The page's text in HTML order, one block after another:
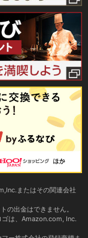
またはその関連会社
の出金はできません。
は、Amazon.com, Inc.